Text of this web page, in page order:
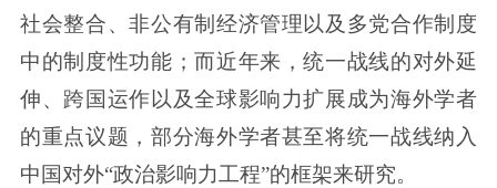
社会整合、非公有制经济管理以及多党合作制度
中的制度性功能；而近年来，统一战线的对外延
伸、跨国运作以及全球影响力扩展成为海外学者
的重点议题，部分海外学者甚至将统一战线纳入
中国对外“政治影响力工程”的框架来研究。